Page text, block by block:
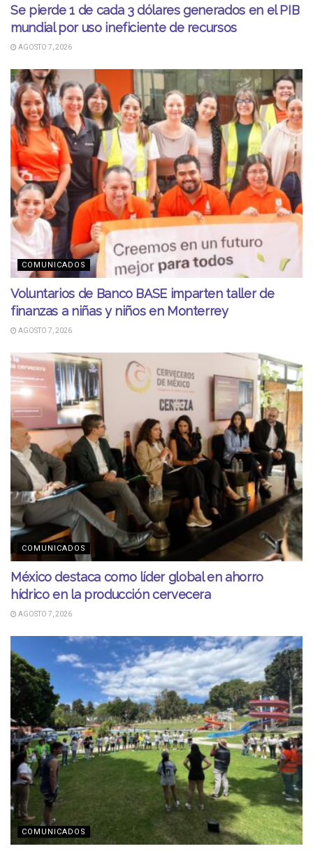
Se pierde 1 de cada 3 dólares generados en el PIB
mundial por uso ineficiente de recursos
AGOSTO 7, 2026
COMUNICADOS
Voluntarios de Banco BASE imparten taller de
finanzas a niñas y niños en Monterrey
AGOSTO 7, 2026
COMUNICADOS
México destaca como líder global en ahorro
hídrico en la producción cervecera
AGOSTO 7, 2026
COMUNICADOS